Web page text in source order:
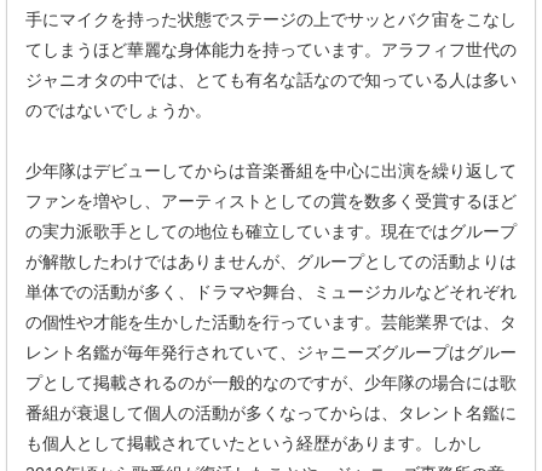
手にマイクを持った状態でステージの上でサッとバク宙をこなし
てしまうほど華麗な身体能力を持っています。アラフィフ世代の
ジャニオタの中では、とても有名な話なので知っている人は多い
のではないでしょうか。
少年隊はデビューしてからは音楽番組を中心に出演を繰り返して
ファンを増やし、アーティストとしての賞を数多く受賞するほど
の実力派歌手としての地位も確立しています。現在ではグループ
が解散したわけではありませんが、グループとしての活動よりは
単体での活動が多く、ドラマや舞台、ミュージカルなどそれぞれ
の個性や才能を生かした活動を行っています。芸能業界では、タ
レント名鑑が毎年発行されていて、ジャニーズグループはグルー
プとして掲載されるのが一般的なのですが、少年隊の場合には歌
番組が衰退して個人の活動が多くなってからは、タレント名鑑に
も個人として掲載されていたという経歴があります。しかし